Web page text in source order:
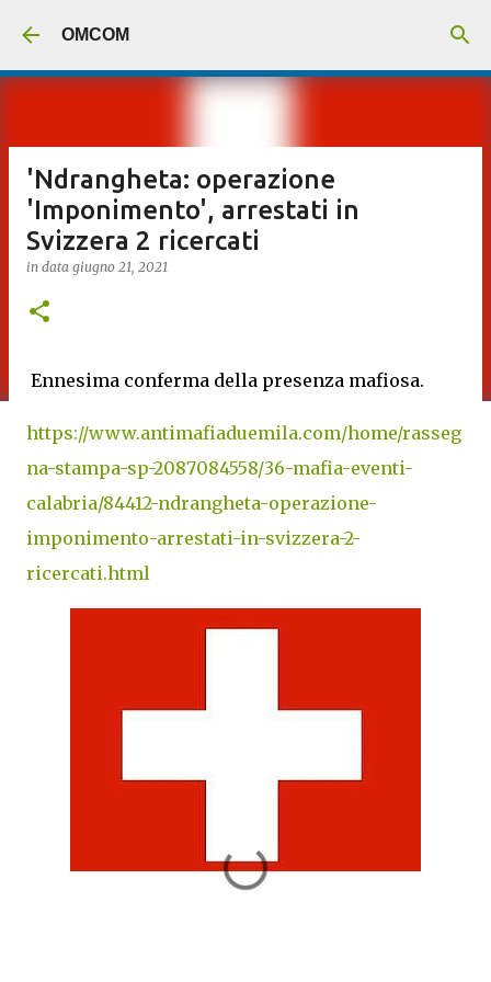
OMCOM
'Ndrangheta: operazione
'Imponimento', arrestati in
Svizzera 2 ricercati
in data giugno 21, 2021
Ennesima conferma della presenza mafiosa.
https://www.antimafiaduemila.com/home/rasseg
na-stampa-sp-2087084558/36-mafia-eventi-
calabria/84412-ndrangheta-operazione-
imponimento-arrestati-in-svizzera-2-
ricercati.html